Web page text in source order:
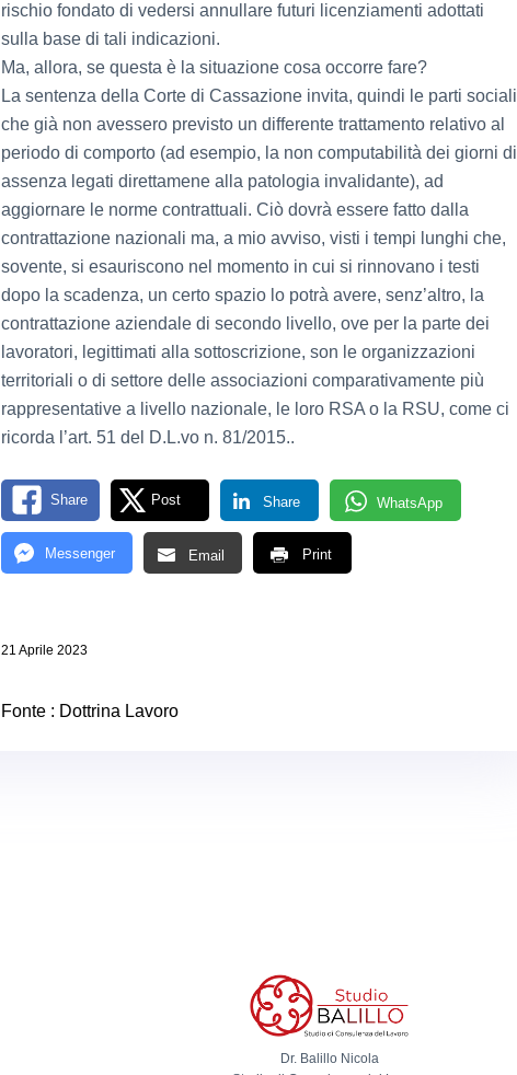
rischio fondato di vedersi annullare futuri licenziamenti adottati
sulla base di tali indicazioni.
Ma, allora, se questa è la situazione cosa occorre fare?
La sentenza della Corte di Cassazione invita, quindi le parti sociali
che già non avessero previsto un differente trattamento relativo al
periodo di comporto (ad esempio, la non computabilità dei giorni di
assenza legati direttamene alla patologia invalidante), ad
aggiornare le norme contrattuali. Ciò dovrà essere fatto dalla
contrattazione nazionali ma, a mio avviso, visti i tempi lunghi che,
sovente, si esauriscono nel momento in cui si rinnovano i testi
dopo la scadenza, un certo spazio lo potrà avere, senz’altro, la
contrattazione aziendale di secondo livello, ove per la parte dei
lavoratori, legittimati alla sottoscrizione, son le organizzazioni
territoriali o di settore delle associazioni comparativamente più
rappresentative a livello nazionale, le loro RSA o la RSU, come ci
ricorda l’art. 51 del D.L.vo n. 81/2015..
Share Post Share WhatsApp
Messenger Email Print
21 Aprile 2023
Fonte : Dottrina Lavoro
Dr. Balillo Nicola